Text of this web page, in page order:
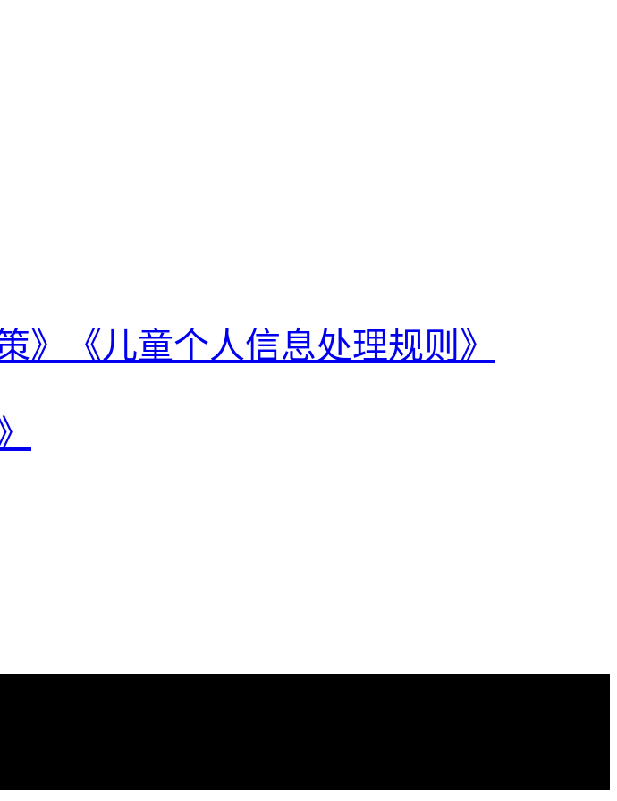
》 《儿童个人信息处理规则》